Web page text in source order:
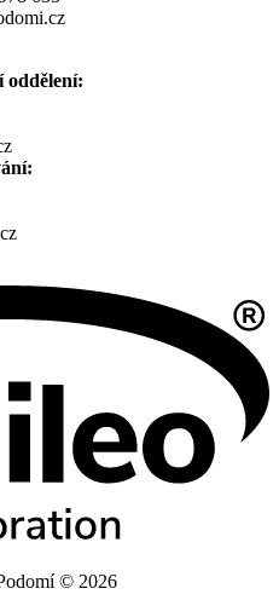
oddělení:
© 2026